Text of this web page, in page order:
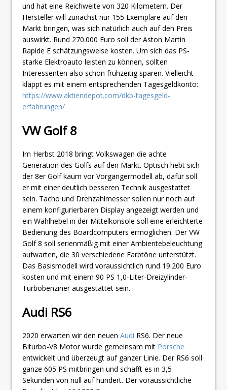
und hat eine Reichweite von 320 Kilometern. Der
Hersteller will zunächst nur 155 Exemplare auf den
Markt bringen, was sich natürlich auch auf den Preis
auswirkt. Rund 270.000 Euro soll der Aston Martin
Rapide E schätzungsweise kosten. Um sich das PS-
starke Elektroauto leisten zu können, sollten
Interessenten also schon frühzeitig sparen. Vielleicht
klappt es mit einem entsprechenden Tagesgeldkonto:
https://www.aktiendepot.com/dkb-tagesgeld-
erfahrungen/
VW Golf 8
Im Herbst 2018 bringt Volkswagen die achte
Generation des Golfs auf den Markt. Optisch hebt sich
der 8er Golf kaum vor Vorgängermodell ab, dafür soll
er mit einer deutlich besseren Technik ausgestattet
sein. Tacho und Drehzahlmesser sollen nur noch auf
einem konfigurierbaren Display angezeigt werden und
ein Wählhebel in der Mittelkonsole soll eine erleichterte
Bedienung des Boardcomputers ermöglichen. Der VW
Golf 8 soll serienmäßig mit einer Ambientebeleuchtung
aufwarten, die 30 verschiedene Farbtöne unterstützt.
Das Basismodell wird voraussichtlich rund 19.200 Euro
kosten und mit einem 90 PS 1,0-Liter-Dreizylinder-
Turbobenziner ausgestattet sein.
Audi RS6
2020 erwarten wir den neuen Audi RS6. Der neue
Biturbo-V8 Motor wurde gemeinsam mit Porsche
entwickelt und überzeugt auf ganzer Linie. Der RS6 soll
ganze 605 PS mitbringen und schafft es in 3,5
Sekunden von null auf hundert. Der voraussichtliche